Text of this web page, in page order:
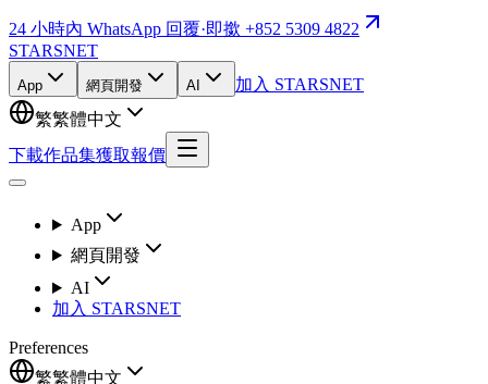
24 小時內 WhatsApp 回覆·即撳 +852 5309 4822
STARSNET
App 網頁開發 AI
加入 STARSNET
繁繁體中文
下載作品集獲取報價
App
網頁開發
AI
加入 STARSNET
Preferences
繁繁體中文